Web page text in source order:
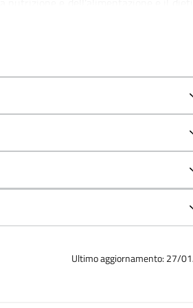
che spazia dalle scienze
come la biochimica, la
applicata, la legislazione
Ultimo aggiornamento: 27/